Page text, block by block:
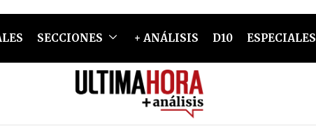
SECCIONES + ANÁLISIS D10 ESPECIALES